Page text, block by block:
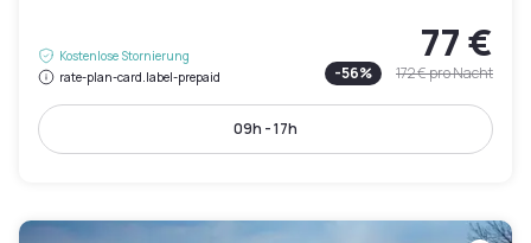
Kostenlose Stornierung
rate-plan-card.label-prepaid
77 €
-56% 172 €pro Nacht
09h - 17h